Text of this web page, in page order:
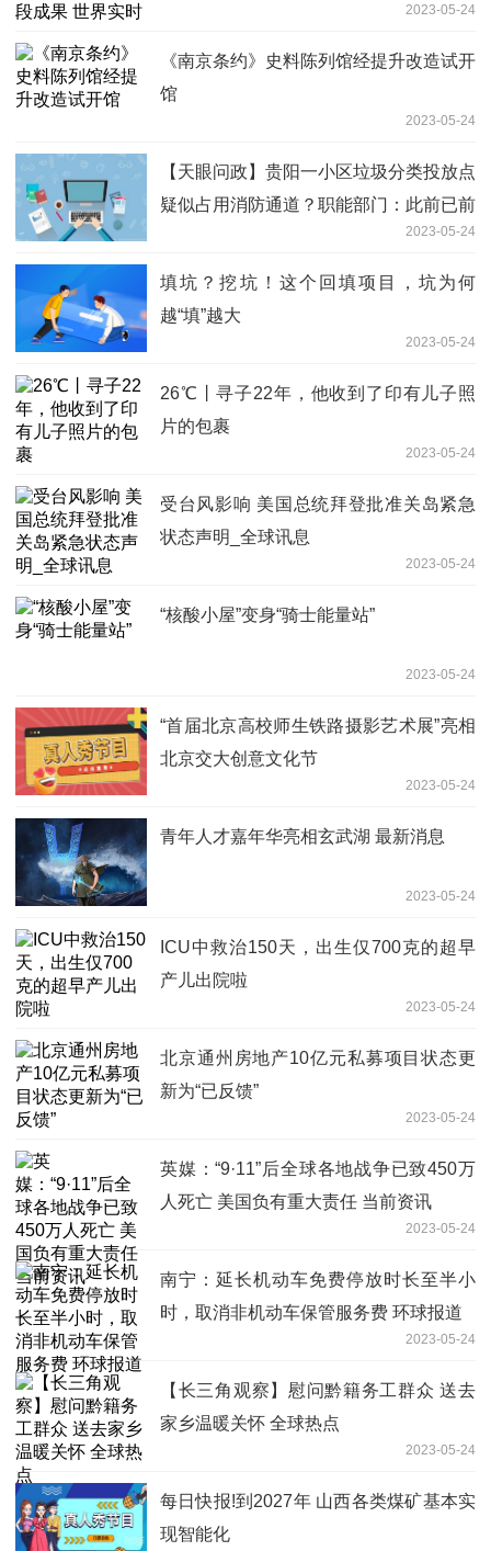
2023-05-24
《南京条约》史料陈列馆经提升改造试开
馆
2023-05-24
【天眼问政】贵阳一小区垃圾分类投放点
疑似占用消防通道？职能部门：此前已前
往勘验不属于消防通道 全球快播报2023-05-24
填坑？挖坑！这个回填项目，坑为何
越“填”越大
2023-05-24
26℃丨寻子22年，他收到了印有儿子照
片的包裹
2023-05-24
受台风影响 美国总统拜登批准关岛紧急
状态声明_全球讯息
2023-05-24
“核酸小屋”变身“骑士能量站”
2023-05-24
“首届北京高校师生铁路摄影艺术展”亮相
北京交大创意文化节
2023-05-24
青年人才嘉年华亮相玄武湖 最新消息
2023-05-24
ICU中救治150天，出生仅700克的超早
产儿出院啦
2023-05-24
北京通州房地产10亿元私募项目状态更
新为“已反馈”
2023-05-24
英媒：“9·11”后全球各地战争已致450万
人死亡 美国负有重大责任 当前资讯
2023-05-24
南宁：延长机动车免费停放时长至半小
时，取消非机动车保管服务费 环球报道
2023-05-24
【长三角观察】慰问黔籍务工群众 送去
家乡温暖关怀 全球热点
2023-05-24
每日快报!到2027年 山西各类煤矿基本实
现智能化